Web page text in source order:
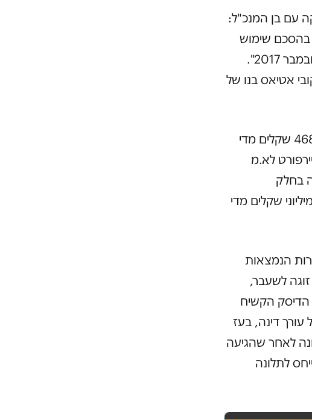
עם בן המנכ"ל:
בהסכם שימוש
והפעלה לגבי שמונה חניונים לתקופה שהוארכה עד 30 בנובמבר 2017".
לקובי אטיאס בנו של
בדו"ח צוין כי א.מ אחזקות משלמת לאיירפורט סיטי 468,000 שקלים מדי
לא.מ
בחלק
שקלים מדי
הנמצאות
זוגה לשעבר,
הדיסק הקשיח
דינה, בעז
לאחר שהגיעה
לתלונה